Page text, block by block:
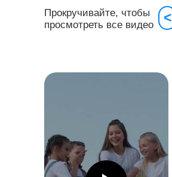
Прокручивайте, чтобы
просмотреть все видео
<